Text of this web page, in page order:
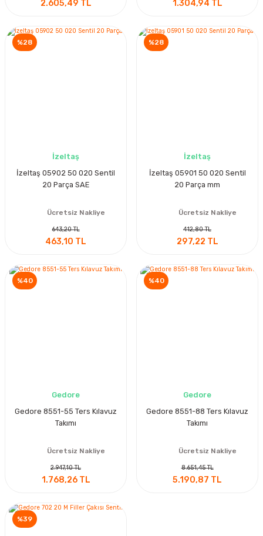
2.605,49 TL 1.304,94 TL
%28
İzeltaş
İzeltaş 05902 50 020 Sentil
20 Parça SAE
Ücretsiz Nakliye
643,20 TL
463,10 TL
%28
İzeltaş
İzeltaş 05901 50 020 Sentil
20 Parça mm
Ücretsiz Nakliye
412,80 TL
297,22 TL
%40
Gedore
Gedore 8551-55 Ters Kılavuz
Takımı
Ücretsiz Nakliye
2.947,10 TL
1.768,26 TL
%40
Gedore
Gedore 8551-88 Ters Kılavuz
Takımı
Ücretsiz Nakliye
8.651,45 TL
5.190,87 TL
%39